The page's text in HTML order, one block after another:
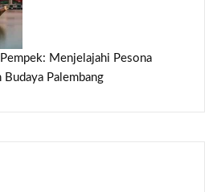
Menjelajahi Pesona
Budaya Palembang